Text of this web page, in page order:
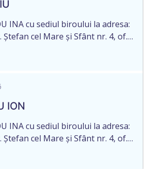
de opțiune pentru
INA cu sediul biroului la adresa:
cel Mare și Sfânt nr. 4, of.
decesului cet. DODI EUGENIU,
ă la data de 12.01.2026
anul două mii douăzeci și
de moștenitor este
ION
INA cu sediul biroului la adresa:
cel Mare și Sfânt nr. 4, of.
decesului cet. BOSÎNCEANU